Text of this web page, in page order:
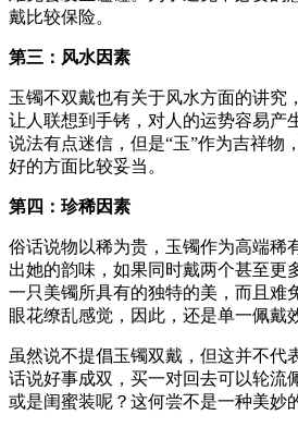
戴比较保险。
第三：风水因素
玉镯不双戴也有关于风水方面的讲究
让人联想到手铐，对人的运势容易产
说法有点迷信，但是“玉”作为吉祥物
好的方面比较妥当。
第四：珍稀因素
俗话说物以稀为贵，玉镯作为高端稀
出她的韵味，如果同时戴两个甚至更
一只美镯所具有的独特的美，而且难
眼花缭乱感觉，因此，还是单一佩戴
虽然说不提倡玉镯双戴，但这并不代
话说好事成双，买一对回去可以轮流
或是闺蜜装呢？这何尝不是一种美妙